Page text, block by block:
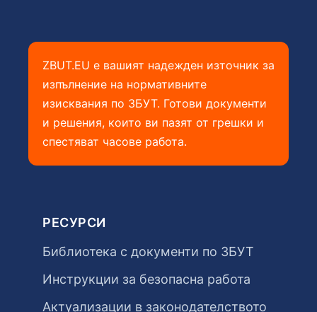
ZBUT.EU е вашият надежден източник за
изпълнение на нормативните
изисквания по ЗБУТ. Готови документи
и решения, които ви пазят от грешки и
спестяват часове работа.
РЕСУРСИ
Библиотека с документи по ЗБУТ
Инструкции за безопасна работа
Актуализации в законодателството